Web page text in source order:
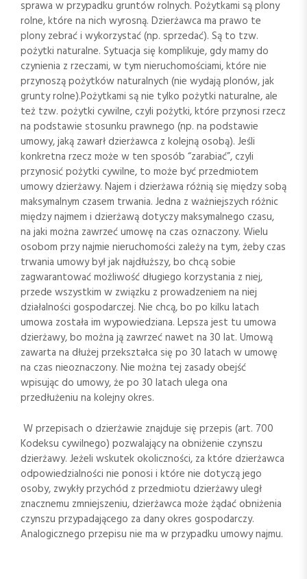
sprawa w przypadku gruntów rolnych. Pożytkami są plony
rolne, które na nich wyrosną. Dzierżawca ma prawo te
plony zebrać i wykorzystać (np. sprzedać). Są to tzw.
pożytki naturalne. Sytuacja się komplikuje, gdy mamy do
czynienia z rzeczami, w tym nieruchomościami, które nie
przynoszą pożytków naturalnych (nie wydają plonów, jak
grunty rolne).Pożytkami są nie tylko pożytki naturalne, ale
też tzw. pożytki cywilne, czyli pożytki, które przynosi rzecz
na podstawie stosunku prawnego (np. na podstawie
umowy, jaką zawarł dzierżawca z kolejną osobą). Jeśli
konkretna rzecz może w ten sposób “zarabiać”, czyli
przynosić pożytki cywilne, to może być przedmiotem
umowy dzierżawy. Najem i dzierżawa różnią się między sobą
maksymalnym czasem trwania. Jedna z ważniejszych różnic
między najmem i dzierżawą dotyczy maksymalnego czasu,
na jaki można zawrzeć umowę na czas oznaczony. Wielu
osobom przy najmie nieruchomości zależy na tym, żeby czas
trwania umowy był jak najdłuższy, bo chcą sobie
zagwarantować możliwość długiego korzystania z niej,
przede wszystkim w związku z prowadzeniem na niej
działalności gospodarczej. Nie chcą, bo po kilku latach
umowa została im wypowiedziana. Lepsza jest tu umowa
dzierżawy, bo można ją zawrzeć nawet na 30 lat. Umową
zawarta na dłużej przekształca się po 30 latach w umowę
na czas nieoznaczony. Nie można tej zasady obejść
wpisując do umowy, że po 30 latach ulega ona
przedłużeniu na kolejny okres.
W przepisach o dzierżawie znajduje się przepis (art. 700
Kodeksu cywilnego) pozwalający na obniżenie czynszu
dzierżawy. Jeżeli wskutek okoliczności, za które dzierżawca
odpowiedzialności nie ponosi i które nie dotyczą jego
osoby, zwykły przychód z przedmiotu dzierżawy uległ
znacznemu zmniejszeniu, dzierżawca może żądać obniżenia
czynszu przypadającego za dany okres gospodarczy.
Analogicznego przepisu nie ma w przypadku umowy najmu.